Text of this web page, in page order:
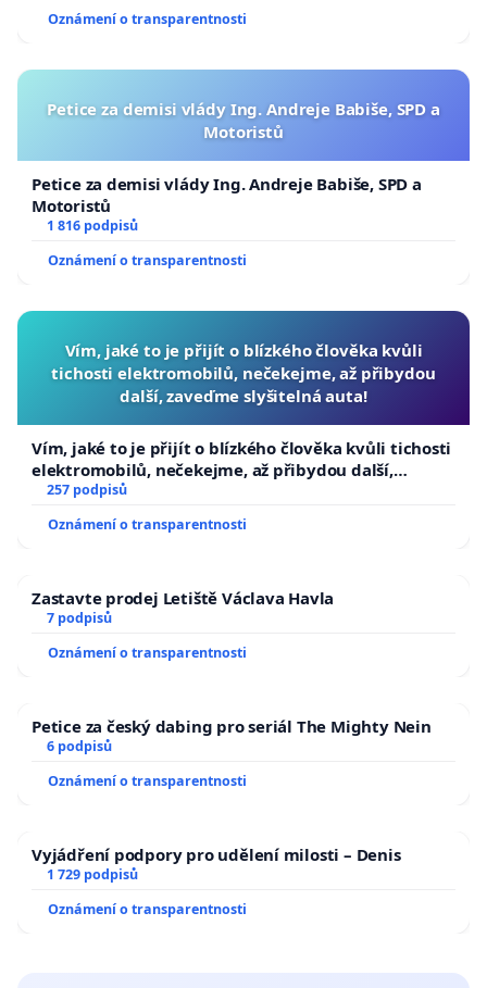
Oznámení o transparentnosti
Petice za demisi vlády Ing. Andreje Babiše, SPD a
Motoristů
Petice za demisi vlády Ing. Andreje Babiše, SPD a
Motoristů
1 816 podpisů
Oznámení o transparentnosti
Vím, jaké to je přijít o blízkého člověka kvůli
tichosti elektromobilů, nečekejme, až přibydou
další, zaveďme slyšitelná auta!
Vím, jaké to je přijít o blízkého člověka kvůli tichosti
elektromobilů, nečekejme, až přibydou další,
zaveďme slyšitelná auta!
257 podpisů
Oznámení o transparentnosti
Zastavte prodej Letiště Václava Havla
7 podpisů
Oznámení o transparentnosti
Petice za český dabing pro seriál The Mighty Nein
6 podpisů
Oznámení o transparentnosti
Vyjádření podpory pro udělení milosti – Denis
1 729 podpisů
Oznámení o transparentnosti